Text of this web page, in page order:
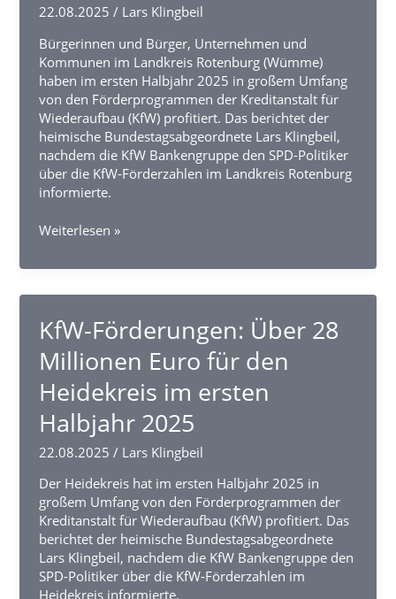
Berlin
22.08.2025/ Lars Klingbeil
Bürgerinnen und Bürger, Unternehmen und
Kommunen im Landkreis Rotenburg (Wümme)
haben im ersten Halbjahr 2025 in großem Umfang
von den Förderprogrammen der Kreditanstalt für
Wiederaufbau (KfW) profitiert. Das berichtet der
heimische Bundestagsabgeordnete Lars Klingbeil,
nachdem die KfW Bankengruppe den SPD-Politiker
über die KfW-Förderzahlen im Landkreis Rotenburg
informierte.
KfW-
Über
Euro
für
den
Rotenburg
(Wümme)
im
ersten
2025
Weiterlesen »
KfW-Förderungen: Über 28
Millionen Euro für den
Heidekreis im ersten
Halbjahr 2025
22.08.2025/ Lars Klingbeil
Der Heidekreis hat im ersten Halbjahr 2025 in
großem Umfang von den Förderprogrammen der
Kreditanstalt für Wiederaufbau (KfW) profitiert. Das
berichtet der heimische Bundestagsabgeordnete
Lars Klingbeil, nachdem die KfW Bankengruppe den
SPD-Politiker über die KfW-Förderzahlen im
Heidekreis informierte.